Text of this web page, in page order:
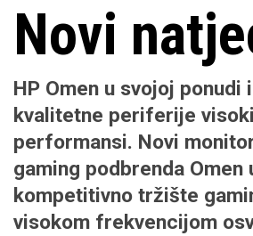
Novi
HP Omen u svojoj ponudi
kvalitetne periferije
performansi. Novi
gaming podbrenda Omen
kompetitivno tržište
visokom frekvencijom